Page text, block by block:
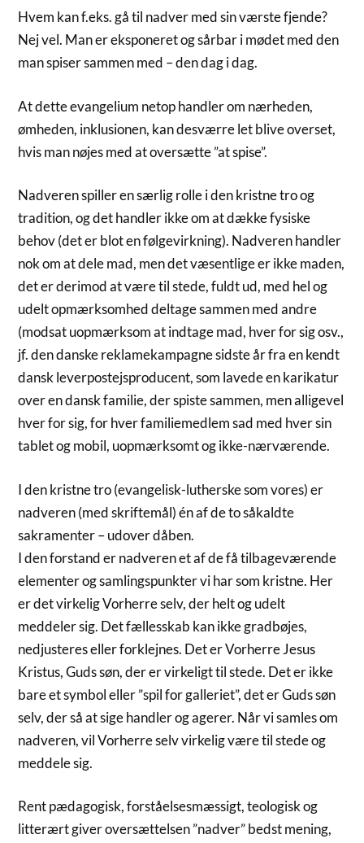
Hvem kan f.eks. gå til nadver med sin værste fjende?
Nej vel. Man er eksponeret og sårbar i mødet med den
man spiser sammen med – den dag i dag.
At dette evangelium netop handler om nærheden,
ømheden, inklusionen, kan desværre let blive overset,
hvis man nøjes med at oversætte ”at spise”.
Nadveren spiller en særlig rolle i den kristne tro og
tradition, og det handler ikke om at dække fysiske
behov (det er blot en følgevirkning). Nadveren handler
nok om at dele mad, men det væsentlige er ikke maden,
det er derimod at være til stede, fuldt ud, med hel og
udelt opmærksomhed deltage sammen med andre
(modsat uopmærksom at indtage mad, hver for sig osv.,
jf. den danske reklamekampagne sidste år fra en kendt
dansk leverpostejsproducent, som lavede en karikatur
over en dansk familie, der spiste sammen, men alligevel
hver for sig, for hver familiemedlem sad med hver sin
tablet og mobil, uopmærksomt og ikke-nærværende.
I den kristne tro (evangelisk-lutherske som vores) er
nadveren (med skriftemål) én af de to såkaldte
sakramenter – udover dåben.
I den forstand er nadveren et af de få tilbageværende
elementer og samlingspunkter vi har som kristne. Her
er det virkelig Vorherre selv, der helt og udelt
meddeler sig. Det fællesskab kan ikke gradbøjes,
nedjusteres eller forklejnes. Det er Vorherre Jesus
Kristus, Guds søn, der er virkeligt til stede. Det er ikke
bare et symbol eller ”spil for galleriet”, det er Guds søn
selv, der så at sige handler og agerer. Når vi samles om
nadveren, vil Vorherre selv virkelig være til stede og
meddele sig.
Rent pædagogisk, forståelsesmæssigt, teologisk og
litterært giver oversættelsen ”nadver” bedst mening,